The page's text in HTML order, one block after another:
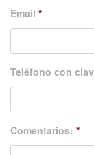
Email *
Teléfono con
Comentarios: *